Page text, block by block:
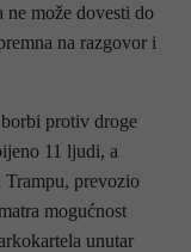
ne može dovesti do
na razgovor i
protiv droge
11 ljudi, a
Trampu, prevozio
mogućnost
unutar